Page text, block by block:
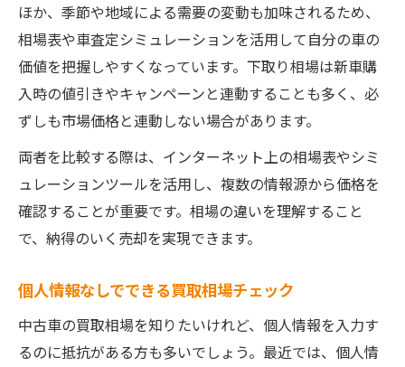
ほか、季節や地域による需要の変動も加味されるため、
相場表や車査定シミュレーションを活用して自分の車の
価値を把握しやすくなっています。下取り相場は新車購
入時の値引きやキャンペーンと連動することも多く、必
ずしも市場価格と連動しない場合があります。
両者を比較する際は、インターネット上の相場表やシミ
ュレーションツールを活用し、複数の情報源から価格を
確認することが重要です。相場の違いを理解すること
で、納得のいく売却を実現できます。
個人情報なしでできる買取相場チェック
中古車の買取相場を知りたいけれど、個人情報を入力す
るのに抵抗がある方も多いでしょう。最近では、個人情